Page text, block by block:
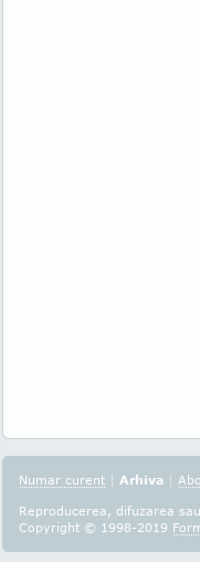
Numar curent | Arhiva |
Reproducerea, difuzarea
Copyright © 1998-2019